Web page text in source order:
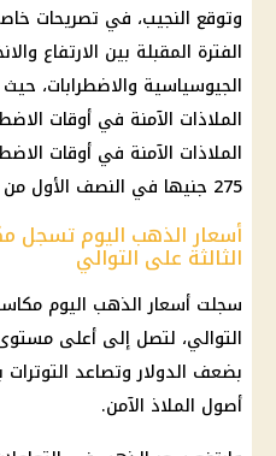
وتوقع النجيب، في تصريحات
الفترة المقبلة بين الارتفاع
الجيوسياسية والاضطرابات،
الملاذات الآمنة في أوقات
الملاذات الآمنة في أوقات
275 جنيها في النصف الأول من العام الجاري.
أسعار الذهب اليوم تسجل
الثالثة على التوالي
سجلت أسعار الذهب اليوم
التوالي، لتصل إلى أعلى
بضعف الدولار وتصاعد
أصول الملاذ الآمن.